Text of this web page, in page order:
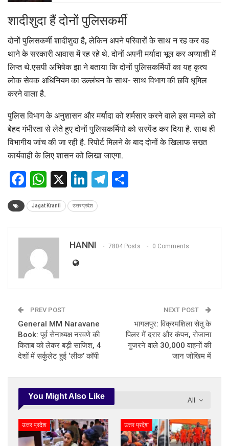
शादीशुदा हैं दोनों पुलिसकर्मी
दोनों पुलिसकर्मी शादीशुदा है, लेकिन अपने परिवारों के साथ न रह कर वह
थाने के सरकारी आवास में रह रहे थे. दोनों अपनी मर्यादा भूल कर अय्याशी में
लिप्त थे.एसपी अभिषेक झा ने बताया कि दोनों पुलिसकर्मियों का यह कृत्य
लोक सेवक अधिनियम का उल्लंघन के साथ- साथ विभाग की छवि धूमिल
करने वाला है.
पुलिस विभाग के अनुशासन और मर्यादा को शर्मसार करने वाले इस मामले को
बेहद गंभीरता से लेते हुए दोनों पुलिसकर्मियो को सस्पेंड कर दिया है. साथ ही
विभागीय जांच की जा रही है. रिपोर्ट मिलने के बाद दोनों के खिलाफ सख्त
कार्यवाही के लिए शासन को लिखा जाएगा.
Facebook
WhatsApp
X LinkedIn
Telegram
Jagat Kranti उत्तर प्रदेश
HANNI 7804 Posts 0 Comments
PREV POST
General MM Naravane
Book: पूर्व सेनाध्यक्ष नरवणे की
किताब को लेकर बड़ी साजिश, 4
देशों में सर्कुलेट हुई ‘लीक’ कॉपी
NEXT POST
भागलपुर: विक्रमशिला सेतु के
पिलर में दरार और कंपन, रोजाना
गुजरने वाले 30,000 वाहनों की
जान जोखिम में
All
You Might Also Like
उत्तर प्रदेश उत्तर प्रदेश